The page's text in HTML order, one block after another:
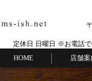
定休日 日曜日 ※お電話
HOME
店舗案